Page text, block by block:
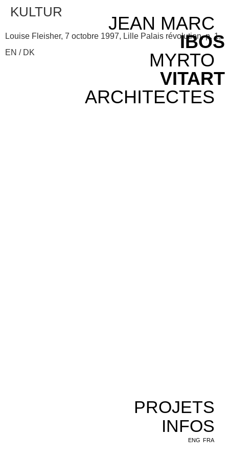
JEAN MARC
IBOS
MYRTO
VITART
ARCHITECTES
PROJETS
INFOS
ENG FRA
KULTUR
Louise Fleisher, 7 octobre 1997, Lille Palais révolution, p. 1,
EN / DK